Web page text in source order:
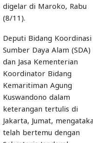
digelar di Maroko, Rabu
(8/11).
Deputi Bidang Koordinasi
Sumber Daya Alam (SDA)
dan Jasa Kementerian
Koordinator Bidang
Kemaritiman Agung
Kuswandono dalam
keterangan tertulis di
Jakarta, Jumat,
telah bertemu dengan